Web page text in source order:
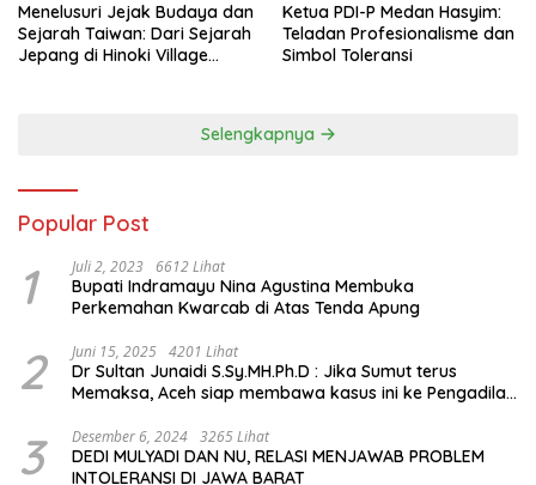
Menelusuri Jejak Budaya dan
Sejarah Taiwan: Dari Sejarah
Jepang di Hinoki Village
Ketua PDI-P Medan Hasyim:
Teladan Profesionalisme dan
Simbol Toleransi
Selengkapnya
Popular Post
1 Juli 2, 2023 6612 Lihat
Bupati Indramayu Nina Agustina Membuka
Perkemahan Kwarcab di Atas Tenda Apung
2 Juni 15, 2025 4201 Lihat
Dr Sultan Junaidi S.Sy.MH.Ph.D : Jika Sumut terus
Memaksa, Aceh siap membawa kasus ini ke Pengadilan
3 Desember 6, 2024 3265 Lihat
DEDI MULYADI DAN NU, RELASI MENJAWAB PROBLEM
INTOLERANSI DI JAWA BARAT